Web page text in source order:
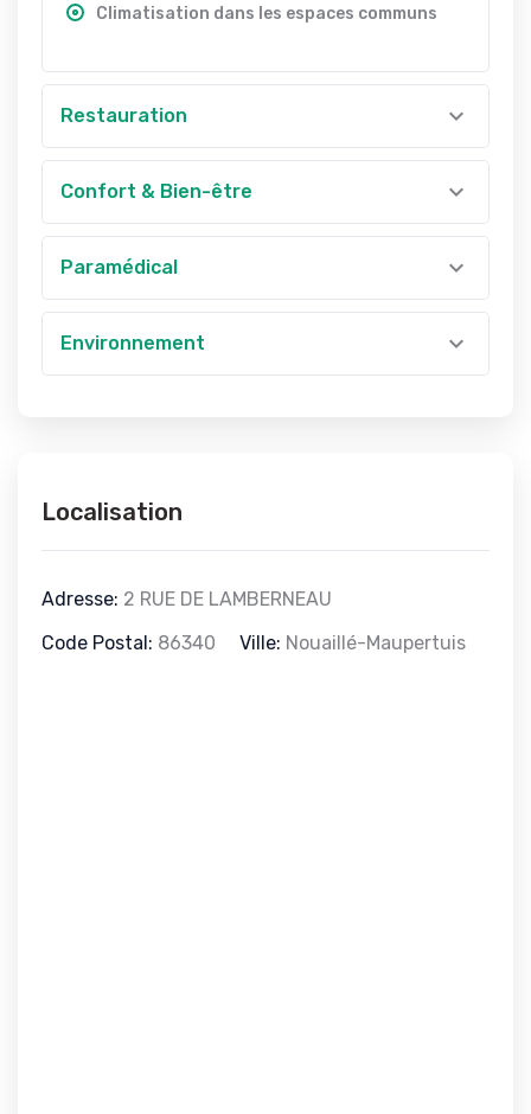
Climatisation dans les espaces communs
Restauration
Confort & Bien-être
Paramédical
Environnement
Localisation
Adresse: 2 RUE DE LAMBERNEAU
Code Postal: 86340 Ville: Nouaillé-Maupertuis